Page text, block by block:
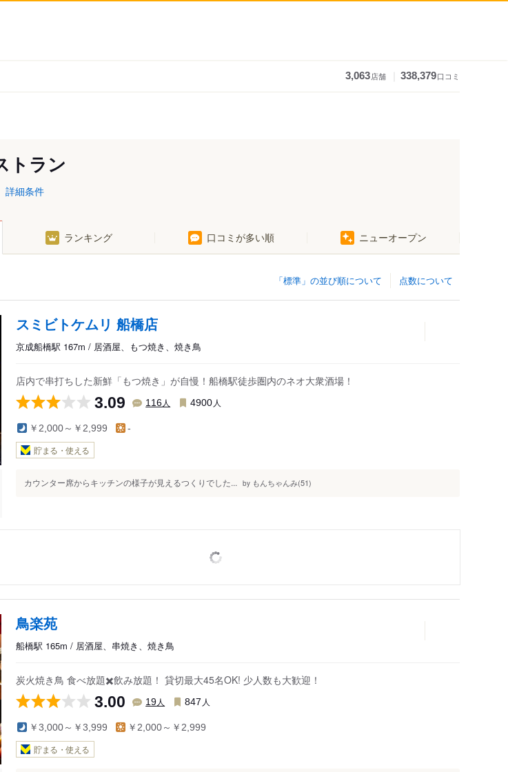
3,063店舗 338,379口コミ
駅
駅
小室駅
船橋日大前駅
馬込沢駅
塚田駅
新船橋駅
京成中山駅
東中山駅
京成船橋駅
トラン
詳細条件
ランキング 口コミが多い順 ニューオープン
点数について
「標準」の並び順について
スミビトケムリ 船橋店
京成船橋駅 167m / 居酒屋、もつ焼き、焼き鳥
店内で串打ちした新鮮「もつ焼き」が自慢！船橋駅徒歩圏内のネオ大衆酒場！
3.09 116人 4900 人
￥2,000～￥2,999 -
貯まる・使える
カウンター席からキッチンの様子が見えるつくりでした... by もんちゃんみ(51)
鳥楽苑
船橋駅 165m / 居酒屋、串焼き、焼き鳥
炭火焼き鳥 食べ放題✖️飲み放題！ 貸切最大45名OK! 少人数も大歓迎！
3.00 19人 847 人
￥3,000～￥3,999 ￥2,000～￥2,999
貯まる・使える